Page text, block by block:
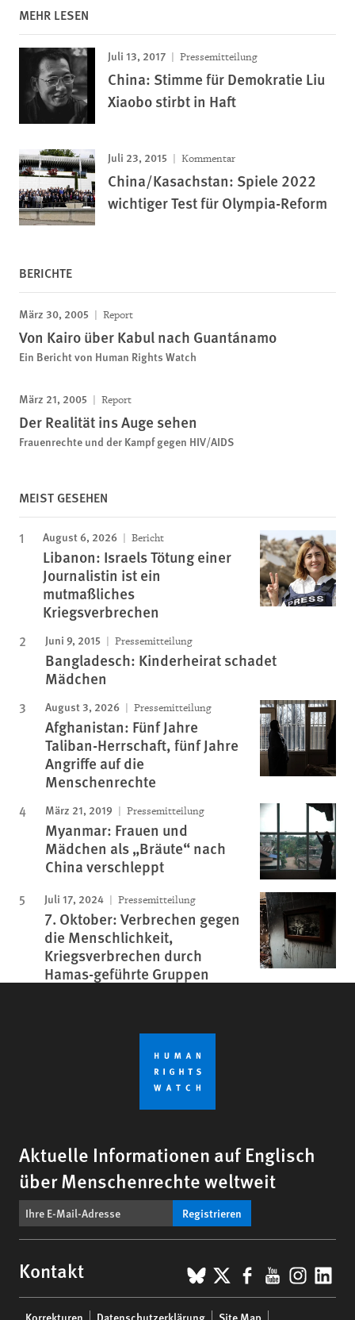
MEHR LESEN
Juli 13, 2017 Pressemitteilung
China: Stimme für Demokratie Liu
Xiaobo stirbt in Haft
Juli 23, 2015 Kommentar
China/Kasachstan: Spiele 2022
wichtiger Test für Olympia-Reform
BERICHTE
März 30, 2005 Report
Von Kairo über Kabul nach Guantánamo
Ein Bericht von Human Rights Watch
März 21, 2005 Report
Der Realität ins Auge sehen
Frauenrechte und der Kampf gegen HIV/AIDS
MEIST GESEHEN
August 6, 2026 Bericht
Libanon: Israels Tötung einer
Journalistin ist ein
mutmaßliches
Kriegsverbrechen
Juni 9, 2015 Pressemitteilung
Bangladesch: Kinderheirat schadet
Mädchen
August 3, 2026 Pressemitteilung
Afghanistan: Fünf Jahre
Taliban-Herrschaft, fünf Jahre
Angriffe auf die
Menschenrechte
März 21, 2019 Pressemitteilung
Myanmar: Frauen und
Mädchen als „Bräute“ nach
China verschleppt
Juli 17, 2024 Pressemitteilung
7. Oktober: Verbrechen gegen
die Menschlichkeit,
Kriegsverbrechen durch
Hamas-geführte Gruppen
Aktuelle Informationen auf Englisch
über Menschenrechte weltweit
Registrieren
Kontakt BlueSky
X Facebook
YouTube